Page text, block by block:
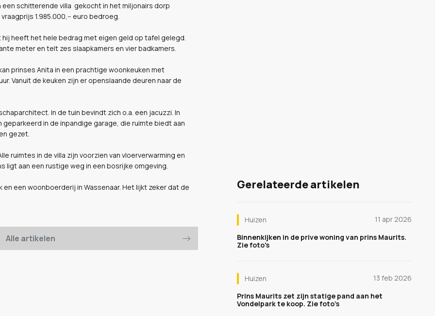
schitterende villa gekocht in het miljonairs dorp
1.985.000,-- euro bedroeg.
heeft het hele bedrag met eigen geld op tafel gelegd.
meter en telt zes slaapkamers en vier badkamers.
prinses Anita in een prachtige woonkeuken met
Vanuit de keuken zijn er openslaande deuren naar de
In de tuin bevindt zich o.a. een jacuzzi. In
in de inpandige garage, die ruimte biedt aan
gezet.
ruimtes in de villa zijn voorzien van vloerverwarming en
ligt aan een rustige weg in een bosrijke omgeving.
een woonboerderij in Wassenaar. Het lijkt zeker dat de
Alle artikelen
Gerelateerde artikelen
Huizen
11 apr 2026
Binnenkijken in de prive woning van prins Maurits.
Zie foto's
Huizen
13 feb 2026
Prins Maurits zet zijn statige pand aan het
Vondelpark te koop. Zie foto’s